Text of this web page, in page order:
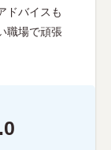
ドバイスも
職場で頑張